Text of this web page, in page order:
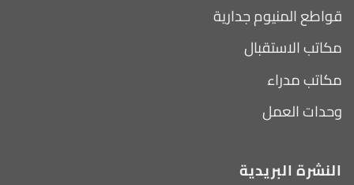
قواطع المنيوم جدارية
مكاتب الاستقبال
مكاتب مدراء
وحدات العمل
النشرة البريدية